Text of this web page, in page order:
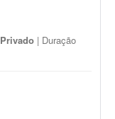
Privado | Duração